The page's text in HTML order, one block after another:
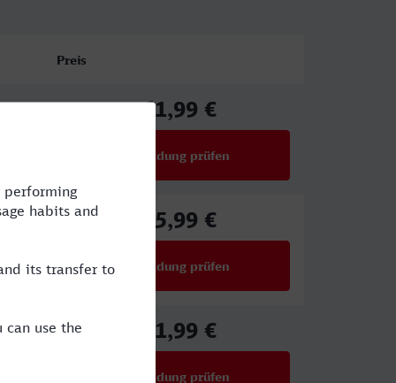
Preis
61,99 €
Verbindung prüfen
45,99 €
Verbindung prüfen
61,99 €
Verbindung prüfen